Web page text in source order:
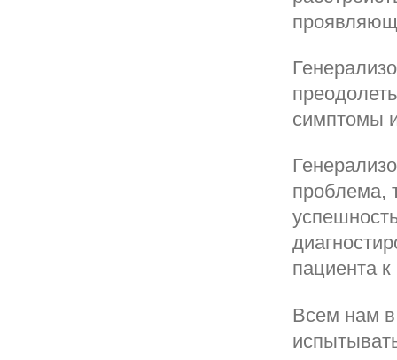
симптомы
проблема,
пациента к
Всем нам